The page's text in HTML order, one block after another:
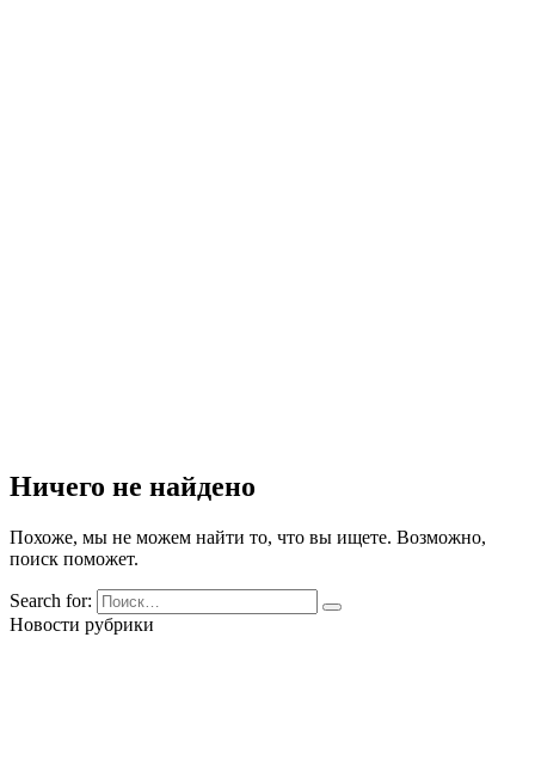
Ничего не найдено
Похоже, мы не можем найти то, что вы ищете. Возможно,
поиск поможет.
Search for:
Новости рубрики